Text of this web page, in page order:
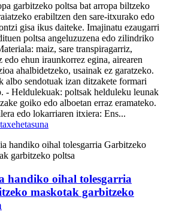
garbitzeko poltsa bat arropa biltzeko
erabiltzen den sare-itxurako edo
gisa ikus daiteke. Imajinatu ezaugarri
poltsa angeluzuzena edo zilindriko
maiz, sare transpiragarriz,
edo ehun iraunkorrez egina, airearen
ahalbidetzeko, usainak ez garatzeko.
albo sendotuak izan ditzakete formari
- Heldulekuak: poltsak helduleku leunak
goiko edo alboetan erraz eramateko.
edo lokarriaren itxiera: Ens...
xehetasuna
handiko oihal tolesgarria
maskotak garbitzeko